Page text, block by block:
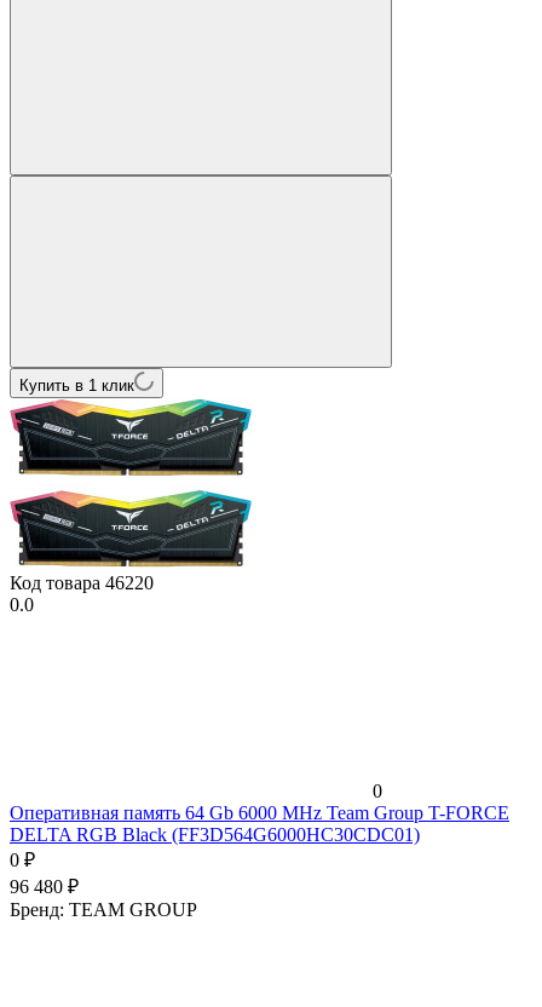
Купить в 1 клик
Код товара 46220
0.0
0
Оперативная память 64 Gb 6000 MHz Team Group T-FORCE
DELTA RGB Black (FF3D564G6000HC30CDC01)
0 ₽
96 480 ₽
Бренд: TEAM GROUP